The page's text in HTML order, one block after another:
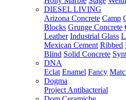
DIESEL LIVING
Arizona Concrete Camp
Blocks Grunge Concrete
Leather Industrial Glass
Mexican Cement Ribbed
Blind Solid Concrete
DNA
Eclat Enamel Fancy
Dogma
Project Antibacterial